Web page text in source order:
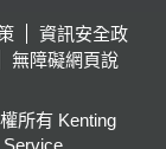
資訊安全政
無障礙網頁說
所有 Kenting